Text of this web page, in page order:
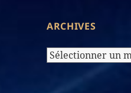
ARCHIVES
Archives